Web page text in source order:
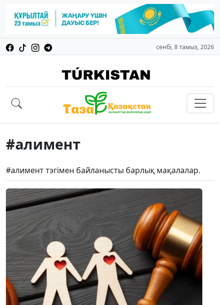
сенбі, 8 тамыз, 2026
#алимент
#алимент тэгімен байланысты барлық мақалалар.